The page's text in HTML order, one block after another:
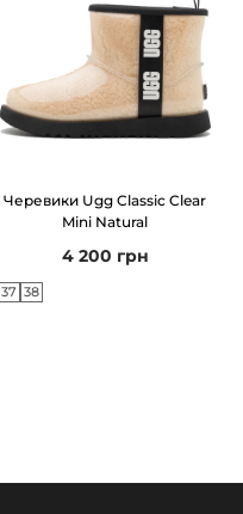
Черевики Ugg Classic Clear
Mini Natural
4 200 грн
37 38